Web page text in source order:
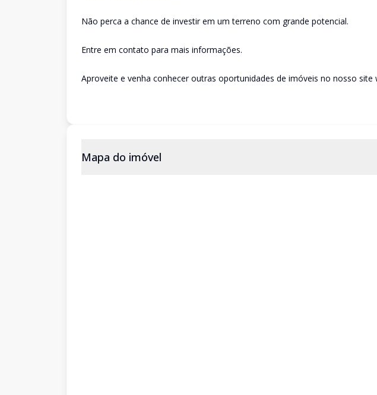
Não perca a chance de investir em um terreno com grande potencial.
Entre em contato para mais informações.
Aproveite e venha conhecer outras oportunidades de imóveis no nosso site
Mapa do imóvel